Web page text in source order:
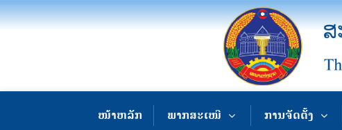
ໜ້າຫລັກ ພາກສະເໜີ ການຈັດຕັ້ງ